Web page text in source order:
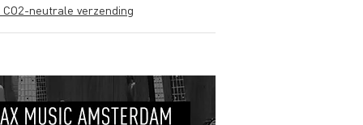
CO2-neutrale verzending